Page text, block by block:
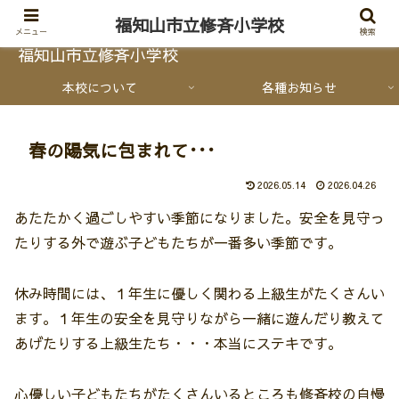
福知山市立修斉小学校
本校について 各種お知らせ
春の陽気に包まれて･･･
2026.05.14 2026.04.26
あたたかく過ごしやすい季節になりました。安全を見守っ
たりする外で遊ぶ子どもたちが一番多い季節です。
休み時間には、１年生に優しく関わる上級生がたくさんい
ます。１年生の安全を見守りながら一緒に遊んだり教えて
あげたりする上級生たち・・・本当にステキです。
心優しい子どもたちがたくさんいるところも修斉校の自慢
メニュー 福知山市立修斉小学校 検索